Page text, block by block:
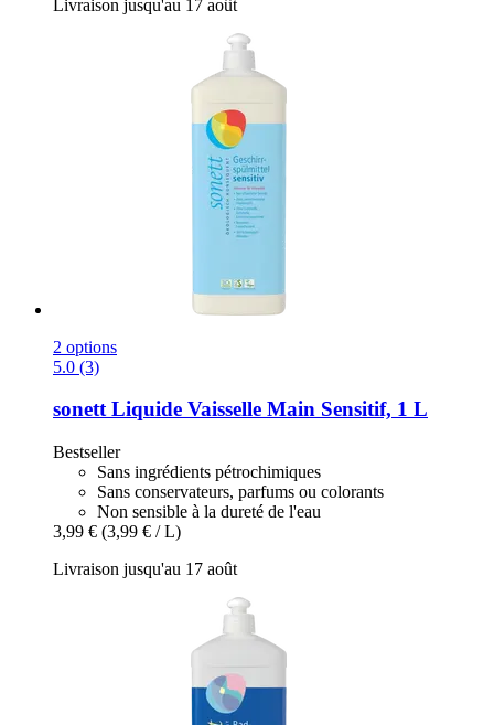
Livraison jusqu'au 17 août
2 options
5.0 (3)
sonettLiquide Vaisselle Main Sensitif, 1 L
Bestseller
Sans ingrédients pétrochimiques
Sans conservateurs, parfums ou colorants
Non sensible à la dureté de l'eau
3,99 € (3,99 € / L)
Livraison jusqu'au 17 août